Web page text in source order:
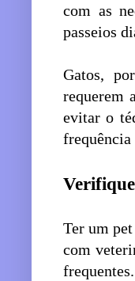
com as
passeios
Gatos,
requerem
evitar o
frequência
Ter um
com